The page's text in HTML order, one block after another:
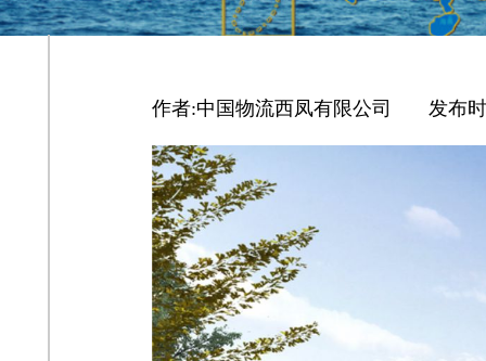
作者:中国物流西凤有限公司 发布